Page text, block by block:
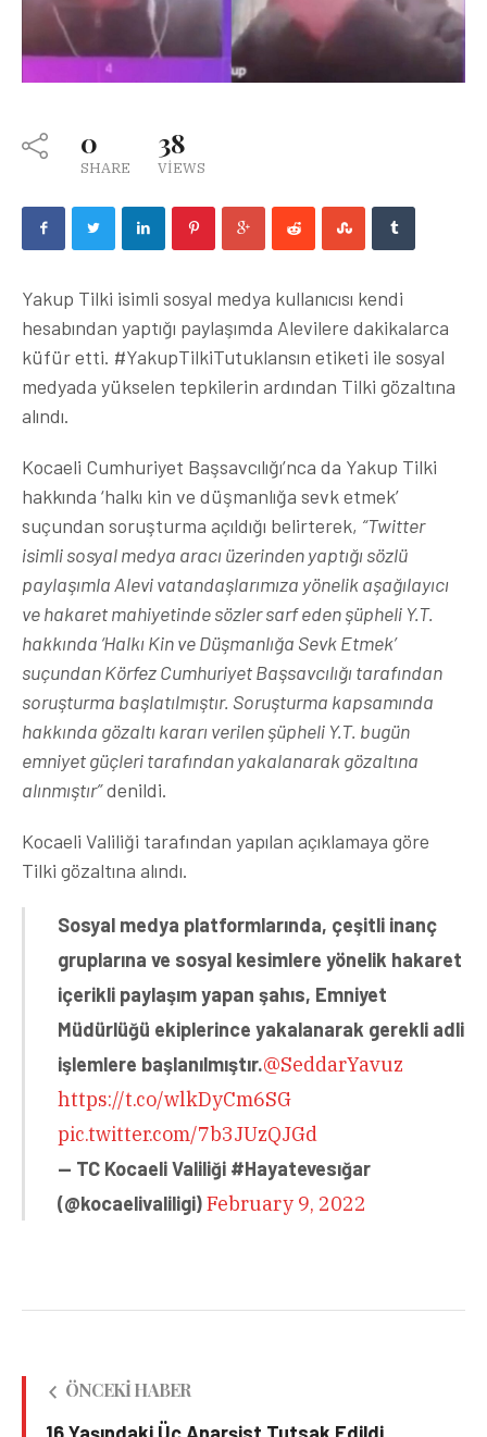
0
SHARE
38
VIEWS
Yakup Tilki isimli sosyal medya kullanıcısı kendi
hesabından yaptığı paylaşımda Alevilere dakikalarca
küfür etti. #YakupTilkiTutuklansın etiketi ile sosyal
medyada yükselen tepkilerin ardından Tilki gözaltına
alındı.
Kocaeli Cumhuriyet Başsavcılığı’nca da Yakup Tilki
hakkında ‘halkı kin ve düşmanlığa sevk etmek’
suçundan soruşturma açıldığı belirterek, “Twitter
isimli sosyal medya aracı üzerinden yaptığı sözlü
paylaşımla Alevi vatandaşlarımıza yönelik aşağılayıcı
ve hakaret mahiyetinde sözler sarf eden şüpheli Y.T.
hakkında ‘Halkı Kin ve Düşmanlığa Sevk Etmek’
suçundan Körfez Cumhuriyet Başsavcılığı tarafından
soruşturma başlatılmıştır. Soruşturma kapsamında
hakkında gözaltı kararı verilen şüpheli Y.T. bugün
emniyet güçleri tarafından yakalanarak gözaltına
alınmıştır”denildi.
Kocaeli Valiliği tarafından yapılan açıklamaya göre
Tilki gözaltına alındı.
Sosyal medya platformlarında, çeşitli inanç
gruplarına ve sosyal kesimlere yönelik hakaret
içerikli paylaşım yapan şahıs, Emniyet
Müdürlüğü ekiplerince yakalanarak gerekli adli
işlemlere başlanılmıştır.@SeddarYavuz
https://t.co/wlkDyCm6SG
pic.twitter.com/7b3JUzQJGd
— TC Kocaeli Valiliği #Hayatevesığar
(@kocaelivaliligi)February 9, 2022
ÖNCEKI HABER